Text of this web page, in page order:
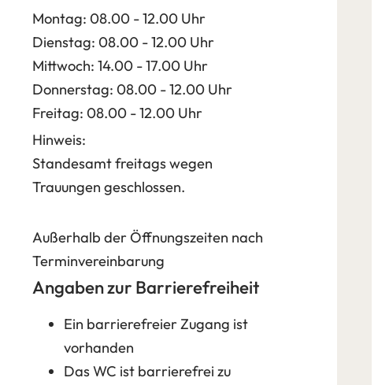
Montag: 08.00 - 12.00 Uhr
Dienstag: 08.00 - 12.00 Uhr
Mittwoch: 14.00 - 17.00 Uhr
Donnerstag: 08.00 - 12.00 Uhr
Freitag: 08.00 - 12.00 Uhr
Hinweis:
Standesamt freitags wegen
Trauungen geschlossen.
Außerhalb der Öffnungszeiten nach
Terminvereinbarung
Angaben zur Barrierefreiheit
Ein barrierefreier Zugang ist
vorhanden
Das WC ist barrierefrei zu